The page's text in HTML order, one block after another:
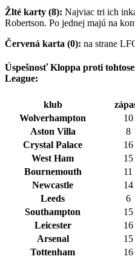
Žlté karty (8): Najviac tri ich
Robertson. Po jednej majú na
Červená karta (0): na strane
Úspešnosť Kloppa proti
League:
klub
Wolverhampton
10
Aston Villa
8
Crystal Palace
16
West Ham
15
Bournemouth
11
Newcastle
14
Leeds
6
Southampton
15
Leicester
16
Arsenal
15
Tottenham
16